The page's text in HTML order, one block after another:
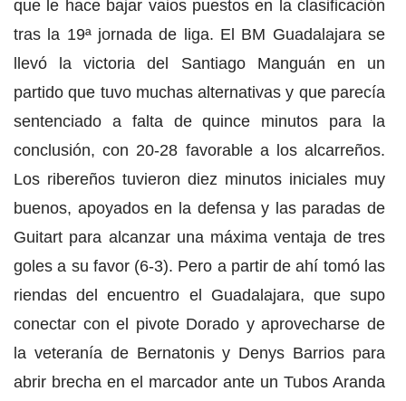
que le hace bajar vaios puestos en la clasificación
tras la 19ª jornada de liga. El BM Guadalajara se
llevó la victoria del Santiago Manguán en un
partido que tuvo muchas alternativas y que parecía
sentenciado a falta de quince minutos para la
conclusión, con 20-28 favorable a los alcarreños.
Los ribereños tuvieron diez minutos iniciales muy
buenos, apoyados en la defensa y las paradas de
Guitart para alcanzar una máxima ventaja de tres
goles a su favor (6-3). Pero a partir de ahí tomó las
riendas del encuentro el Guadalajara, que supo
conectar con el pivote Dorado y aprovecharse de
la veteranía de Bernatonis y Denys Barrios para
abrir brecha en el marcador ante un Tubos Aranda